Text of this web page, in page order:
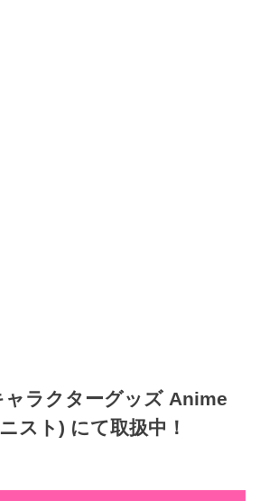
ャラクターグッズ Anime
スト) にて取扱中！